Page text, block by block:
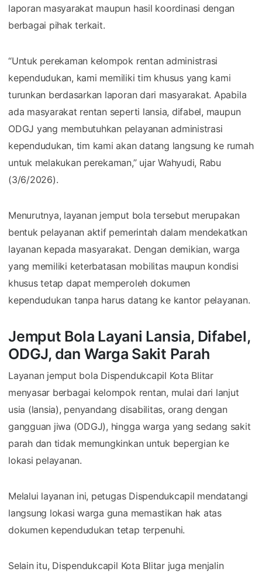
laporan masyarakat maupun hasil koordinasi dengan
berbagai pihak terkait.
“Untuk perekaman kelompok rentan administrasi
kependudukan, kami memiliki tim khusus yang kami
turunkan berdasarkan laporan dari masyarakat. Apabila
ada masyarakat rentan seperti lansia, difabel, maupun
ODGJ yang membutuhkan pelayanan administrasi
kependudukan, tim kami akan datang langsung ke rumah
untuk melakukan perekaman,” ujar Wahyudi, Rabu
(3/6/2026).
Menurutnya, layanan jemput bola tersebut merupakan
bentuk pelayanan aktif pemerintah dalam mendekatkan
layanan kepada masyarakat. Dengan demikian, warga
yang memiliki keterbatasan mobilitas maupun kondisi
khusus tetap dapat memperoleh dokumen
kependudukan tanpa harus datang ke kantor pelayanan.
Jemput Bola Layani Lansia, Difabel,
ODGJ, dan Warga Sakit Parah
Layanan jemput bola Dispendukcapil Kota Blitar
menyasar berbagai kelompok rentan, mulai dari lanjut
usia (lansia), penyandang disabilitas, orang dengan
gangguan jiwa (ODGJ), hingga warga yang sedang sakit
parah dan tidak memungkinkan untuk bepergian ke
lokasi pelayanan.
Melalui layanan ini, petugas Dispendukcapil mendatangi
langsung lokasi warga guna memastikan hak atas
dokumen kependudukan tetap terpenuhi.
Selain itu, Dispendukcapil Kota Blitar juga menjalin